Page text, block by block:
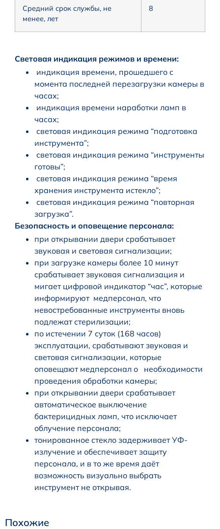
Средний срок службы, не
менее, лет
8
Световая индикация режимов и времени:
индикация времени, прошедшего с
момента последней перезагрузки камеры в
часах;
индикация времени наработки ламп в
часах;
световая индикация режима “подготовка
инструмента”;
световая индикация режима “инструменты
готовы”;
световая индикация режима “время
хранения инструмента истекло”;
световая индикация режима “повторная
загрузка”.
Безопасность и оповещение персонала:
при открывании двери срабатывает
звуковая и световая сигнализации;
при загрузке камеры более 10 минут
срабатывает звуковая сигнализация и
мигает цифровой индикатор “час”, которые
информируют медперсонал, что
невостребованные инструменты вновь
подлежат стерилизации;
по истечении 7 суток (168 часов)
эксплуатации, срабатывают звуковая и
световая сигнализации, которые
оповещают медперсонал о необходимости
проведения обработки камеры;
при открывании двери срабатывает
автоматическое выключение
бактерицидных ламп, что исключает
облучение персонала;
тонированное стекло задерживает УФ-
излучение и обеспечивает защиту
персонала, и в то же время даёт
возможность визуально выбрать
инструмент не открывая.
Похожие